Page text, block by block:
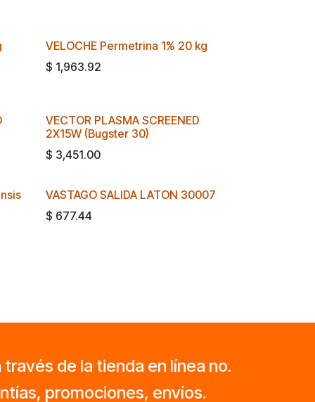
VELOCHE Permetrina 1% 20 kg
$ 1,963.92
VECTOR PLASMA SCREENED
2X15W (Bugster 30)
$ 3,451.00
VASTAGO SALIDA LATON 30007
$ 677.44
de la tienda en línea no.
promociones, envíos.